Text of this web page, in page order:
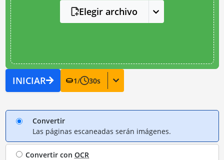
Elegir archivo
INICIAR 1/ 30s
Convertir
Las páginas escaneadas serán imágenes.
Convertir conOCR